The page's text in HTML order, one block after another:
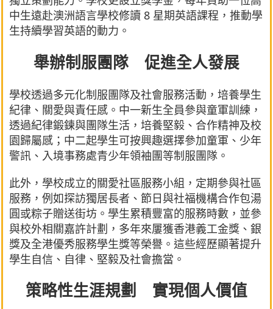
中生遠赴澳洲語言學校修讀 8 星期英語課程，推動學
生持續學習英語的動力。
舉辦制服團隊 促進全人發展
學校透過多元化制服團隊及社會服務活動，培養學生
紀律、關愛與責任感。中一新生全員參與童軍訓練，
透過紀律鍛鍊與團隊生活，培養堅毅、合作精神及校
園歸屬感；中二起學生可按興趣選擇參加童軍、少年
警訊、入境事務處青少年領袖團等制服團隊。
此外，學校成立的關愛社區服務小組，定期參與社區
服務，例如探訪獨居長者、節日與社福機構合作包湯
圓或粽子贈送街坊。學生累積豐富的服務時數，並參
與校外相關嘉許計劃，多年來屢獲香港義工金獎、銀
獎及全港優秀服務學生獎等榮譽。這些經歷顯著提升
學生自信、自律、堅毅及社會擔當。
策略性生涯規劃 實現個人價值